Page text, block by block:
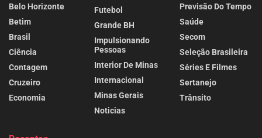
Belo Horizonte
Betim
Brasil
Ciência
Contagem
Cruzeiro
Economia
Futebol
Grande BH
Impulsionando
Pessoas
Interior De Minas
Internacional
Minas Gerais
Noticias
Previsão Do Tempo
Saúde
Secom
Seleção Brasileira
Séries E Filmes
Sertanejo
Trânsito